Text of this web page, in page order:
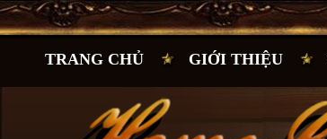
TRANG CHỦ GIỚI THIỆU